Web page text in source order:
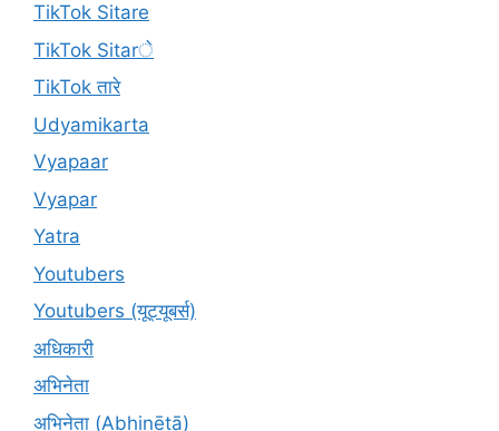
TikTok Sitare
TikTok Sitarे
TikTok तारे
Udyamikarta
Vyapaar
Vyapar
Yatra
Youtubers
Youtubers (यूट्यूबर्स)
अधिकारी
अभिनेता
अभिनेता (Abhinētā)